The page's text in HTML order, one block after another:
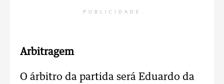
PUBLICIDADE
Arbitragem
O árbitro da partida será Eduardo da